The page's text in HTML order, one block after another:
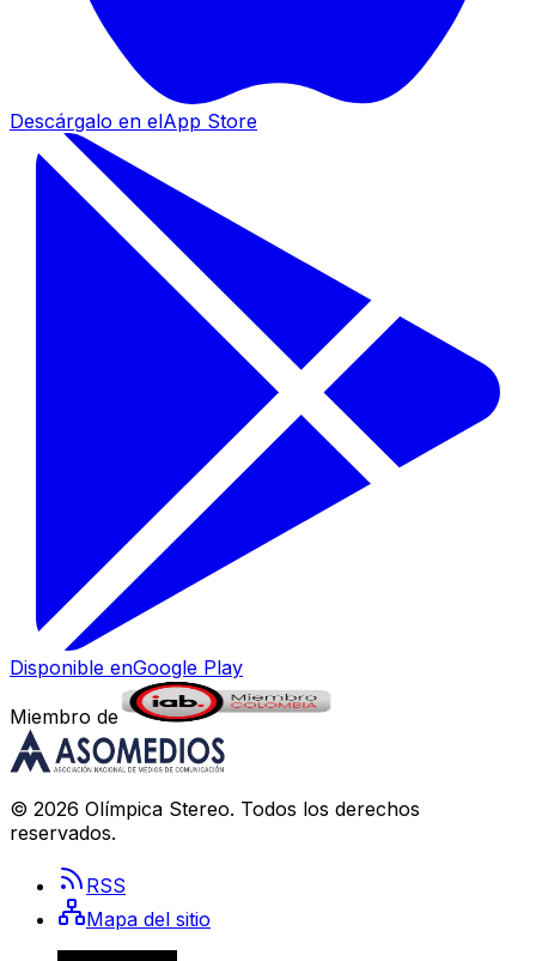
Descárgalo en elApp Store
Disponible enGoogle Play
Miembro de
© 2026 Olímpica Stereo. Todos los derechos
reservados.
RSS
Mapa del sitio